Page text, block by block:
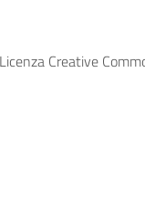
Creative